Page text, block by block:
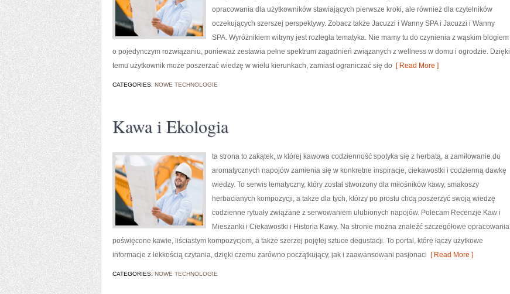
opracowania dla użytkowników stawiających pierwsze kroki, ale również dla czytelników
oczekujących szerszej perspektywy. Zobacz także Jacuzzi i Wanny SPA i Jacuzzi i Wanny
SPA. Wyróżnikiem witryny jest rozległa tematyka. Nie mamy tu do czynienia z wąskim blogiem
o pojedynczym rozwiązaniu, ponieważ zestawia pełne spektrum zagadnień związanych z wellness w domu i ogrodzie. Dzięki
temu użytkownik może poszerzać wiedzę w wielu kierunkach, zamiast ograniczać się do [ Read More ]
CATEGORIES: NOWE TECHNOLOGIE
Kawa i Ekologia
ta strona to zakątek, w której kawowa codzienność spotyka się z herbatą, a zamiłowanie do
aromatycznych napojów zamienia się w konkretne inspiracje, ciekawostki i codzienną dawkę
wiedzy. To serwis tematyczny, który został stworzony dla miłośników kawy, smakoszy
herbacianych kompozycji, a także dla tych, którzy po prostu chcą poszerzyć swoją wiedzę
codzienne rytuały związane z serwowaniem ulubionych napojów. Polecam Recenzje Kaw i
Mieszanki i Ciekawostki i Historia Kawy. Na stronie można znaleźć szczegółowe opracowania
poświęcone kawie, liściastym kompozycjom, a także szerzej pojętej sztuce degustacji. To portal, które łączy użytkowe
informacje z lekkością czytania, dzięki czemu zarówno początkujący, jak i zaawansowani pasjonaci [ Read More ]
CATEGORIES: NOWE TECHNOLOGIE